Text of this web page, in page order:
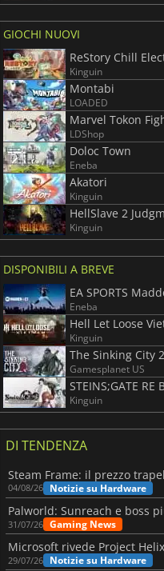
GIOCHI NUOVI
ReStory Chill
Kinguin
Montabi
LOADED
Marvel Tokon
LDShop
Doloc Town
Eneba
Akatori
Kinguin
HellSlave 2
Kinguin
DISPONIBILI A BREVE
EA SPORTS
Eneba
Hell Let Loose
Kinguin
The Sinking City 2
Gamesplanet US
STEINS;GATE RE
Kinguin
DI TENDENZA
04/08/26 Notizie su Hardware
31/07/26 Gaming News
Microsoft rivede Project
29/07/26 Notizie su Hardware